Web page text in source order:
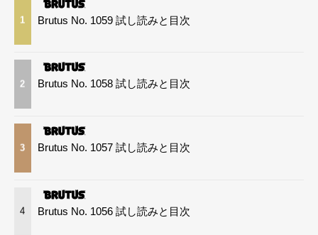
1 Brutus No. 1059 試し読みと目次
2 Brutus No. 1058 試し読みと目次
3 Brutus No. 1057 試し読みと目次
4 Brutus No. 1056 試し読みと目次